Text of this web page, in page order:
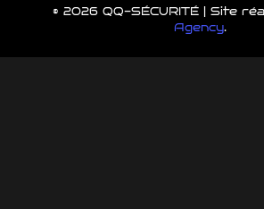
© 2026 QQ-SÉCURITÉ | Site
Agency.